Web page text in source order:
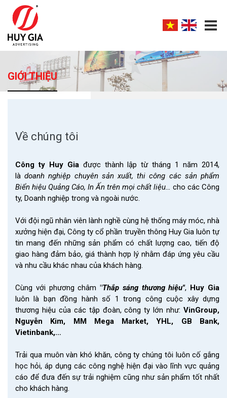
GIỚI THIỆU
Về chúng tôi
Công ty Huy Giađược thành lập từ tháng 1 năm 2014,
làdoanh nghiệp chuyên sản xuất, thi công các sản phẩm
Biển hiệu Quảng Cáo, In Ấn trên mọi chất liệu… cho các Công
ty, Doanh nghiệp trong và ngoài nước.
Với đội ngũ nhân viên lành nghề cùng hệ thống máy móc, nhà
xưởng hiện đại, Công ty cổ phần truyền thông Huy Gia luôn tự
tin mang đến những sản phẩm có chất lượng cao, tiến độ
giao hàng đảm bảo, giá thành hợp lý nhằm đáp ứng yêu cầu
và nhu cầu khác nhau của khách hàng.
Cùng với phương châm"Thắp sáng thương hiệu", Huy Gia
luôn là bạn đồng hành số 1 trong công cuộc xây dựng
thương hiệu của các tập đoàn, công ty lớn như: VinGroup,
Nguyễn Kim, MM Mega Market, YHL, GB Bank,
Vietinbank,…
Trải qua muôn vàn khó khăn, công ty chúng tôi luôn cố gắng
học hỏi, áp dụng các công nghệ hiện đại vào lĩnh vực quảng
cáo để đưa đến sự trải nghiệm cũng như sản phẩm tốt nhất
cho khách hàng.